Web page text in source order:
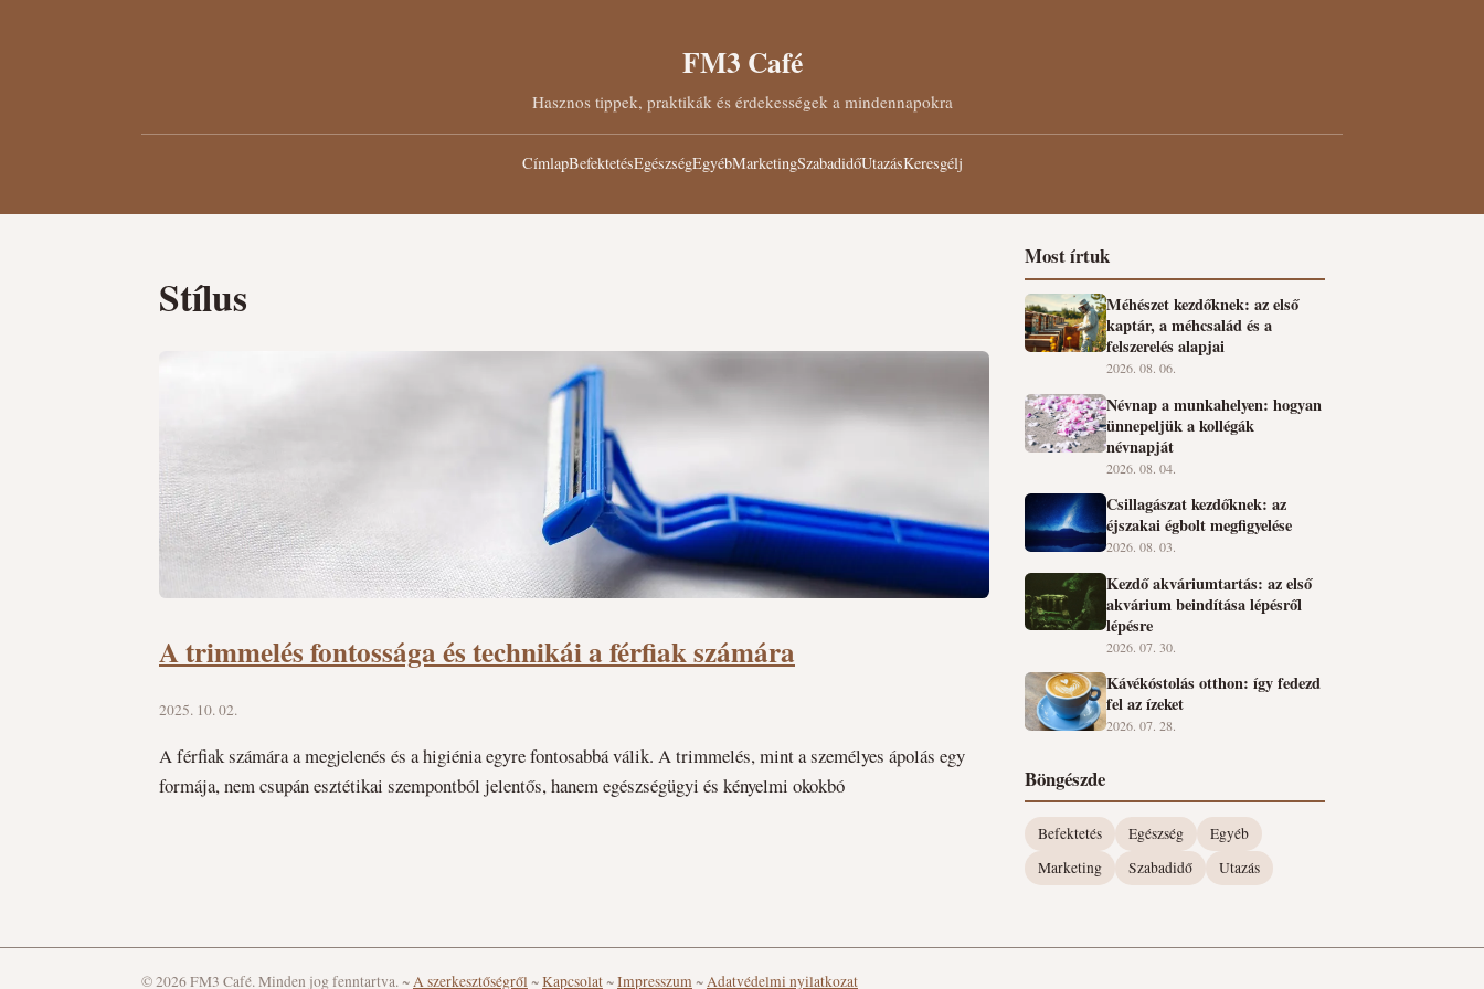
FM3 Café
Hasznos tippek, praktikák és érdekességek a mindennapokra
CímlapBefektetésEgészségEgyébMarketingSzabadidőUtazásKeresgélj
Stílus
A trimmelés fontossága és technikái a férfiak számára
2025. 10. 02.
A férfiak számára a megjelenés és a higiénia egyre fontosabbá válik. A trimmelés, mint a személyes ápolás egy
formája, nem csupán esztétikai szempontból jelentős, hanem egészségügyi és kényelmi okokbó
Most írtuk
Méhészet kezdőknek: az első
kaptár, a méhcsalád és a
felszerelés alapjai
2026. 08. 06.
Névnap a munkahelyen: hogyan
ünnepeljük a kollégák
névnapját
2026. 08. 04.
Csillagászat kezdőknek: az
éjszakai égbolt megfigyelése
2026. 08. 03.
Kezdő akváriumtartás: az első
akvárium beindítása lépésről
lépésre
2026. 07. 30.
Kávékóstolás otthon: így fedezd
fel az ízeket
2026. 07. 28.
Böngészde
Befektetés Egészség
Egyéb
Marketing
Szabadidő Utazás
© 2026 FM3 Café. Minden jog fenntartva. ~A szerkesztőségről ~Kapcsolat ~Impresszum ~Adatvédelmi nyilatkozat